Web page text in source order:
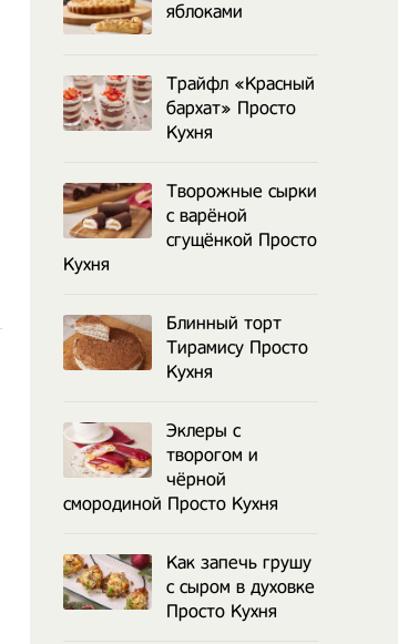
яблоками
Трайфл «Красный
бархат» Просто
Кухня
Творожные сырки
с варёной
сгущёнкой Просто
Кухня
Блинный торт
Тирамису Просто
Кухня
Эклеры с
творогом и
чёрной
смородиной Просто Кухня
Как запечь грушу
с сыром в духовке
Просто Кухня